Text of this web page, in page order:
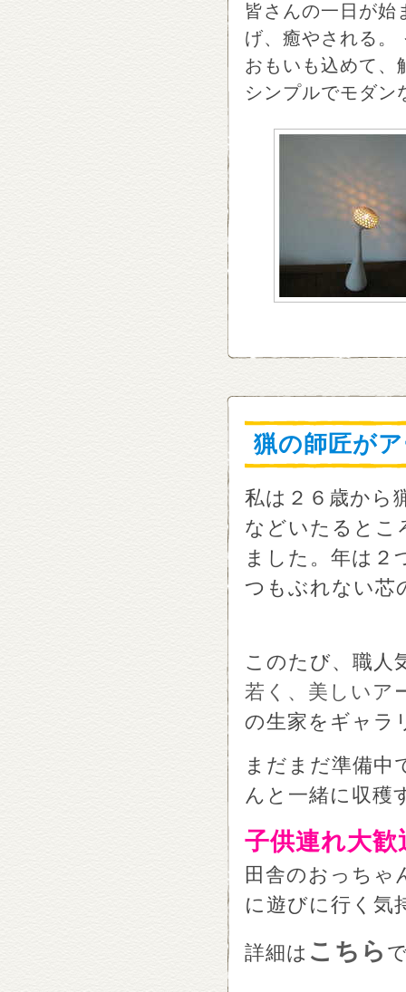
皆さんの一日が始
げ、癒やされる。
おもいも込めて、
シンプルでモダン
猟の師匠が
私は２６歳から
などいたるとこ
ました。年は２
つもぶれない芯
このたび、職人
若く、美しいア
の生家をギャラ
まだまだ準備中
んと一緒に収穫
子供連れ大歓
田舎のおっちゃ
に遊びに行く気
詳細は こちら